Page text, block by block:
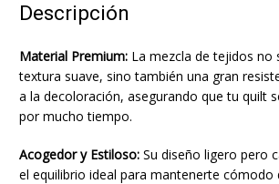
Descripción
Material Premium:La mezcla de tejidos no
textura suave, sino también una gran
a la decoloración, asegurando que tu quilt
por mucho tiempo.
Acogedor y Estiloso:Su diseño ligero pero
el equilibrio ideal para mantenerte cómodo